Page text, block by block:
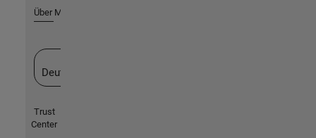
Über MathWorks
Deutschland
Trust
Center